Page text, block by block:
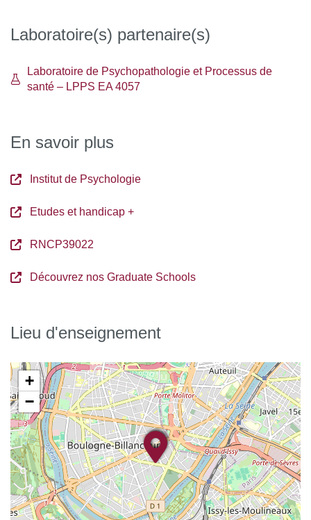
Laboratoire(s) partenaire(s)
Laboratoire de Psychopathologie et Processus de
santé – LPPS EA 4057
En savoir plus
Institut de Psychologie
Etudes et handicap +
RNCP39022
Découvrez nos Graduate Schools
Lieu d'enseignement
+
−